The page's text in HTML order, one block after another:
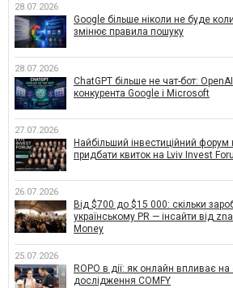
28.07.2026
Google більше ніколи не буде
змінює правила пошуку
28.07.2026
ChatGPT більше не чат-бот:
конкурента Google і Microsoft
27.07.2026
Найбільший інвестиційний форум
придбати квиток на Lviv Invest
26.07.2026
Від $700 до $15 000: скільки
українському PR — інсайти від
Money
25.07.2026
ROPO в дії: як онлайн впливає
дослідження COMFY